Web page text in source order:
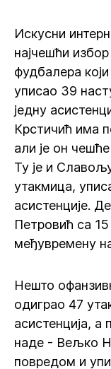
Искусни
најчешћи
фудбалера
уписао 39
једну
Крстичић има
али је он
Ту је и
утакмица,
асистенције.
Петровић са
међувремену
Нешто
одиграо 47
асистенција,
наде - Вељко
повредом и